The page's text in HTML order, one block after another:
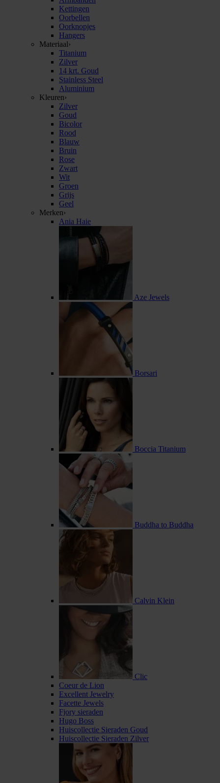
Kettingen
Oorbellen
Oorknopjes
Hangers
Materiaal›
Titanium
Zilver
14 krt. Goud
Stainless Steel
Aluminium
Kleuren›
Zilver
Goud
Bicolor
Rood
Blauw
Bruin
Rose
Zwart
Wit
Groen
Grijs
Geel
Merken›
Ania Haie
Aze Jewels
Borsari
Boccia Titanium
Buddha to Buddha
Calvin Klein
Clic
Coeur de Lion
Excellent Jewelry
Facette Jewels
Fjory sieraden
Hugo Boss
Huiscollectie Sieraden Goud
Huiscollectie Sieraden Zilver